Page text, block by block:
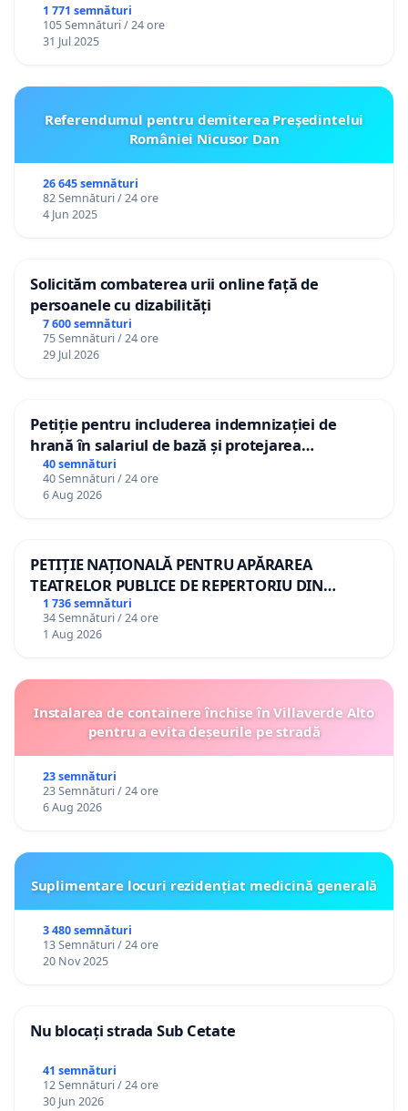
1 771 semnături
105 Semnături / 24 ore
31 Jul 2025
Referendumul pentru demiterea Preşedintelui
României Nicusor Dan
26 645 semnături
82 Semnături / 24 ore
4 Jun 2025
Solicităm combaterea urii online față de
persoanele cu dizabilități
7 600 semnături
75 Semnături / 24 ore
29 Jul 2026
Petiție pentru includerea indemnizației de
hrană în salariul de bază și protejarea
gradațiilor de vechime pentru asistenții
personali
40 semnături
40 Semnături / 24 ore
6 Aug 2026
PETIȚIE NAȚIONALĂ PENTRU APĂRAREA
TEATRELOR PUBLICE DE REPERTORIU DIN
ROMÂNIA
1 736 semnături
34 Semnături / 24 ore
1 Aug 2026
Instalarea de containere închise în Villaverde Alto
pentru a evita deșeurile pe stradă
23 semnături
23 Semnături / 24 ore
6 Aug 2026
Suplimentare locuri rezidențiat medicină generală
3 480 semnături
13 Semnături / 24 ore
20 Nov 2025
Nu blocați strada Sub Cetate
41 semnături
12 Semnături / 24 ore
30 Jun 2026